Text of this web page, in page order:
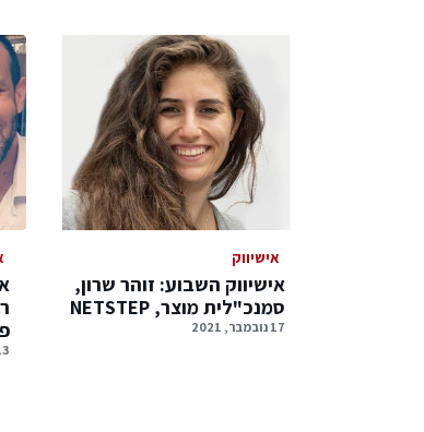
אישיווק
אישיווק השבוע: זוהר שרון,
סמנכ"לית מוצר, NETSTEP
17 נובמבר, 2021
13